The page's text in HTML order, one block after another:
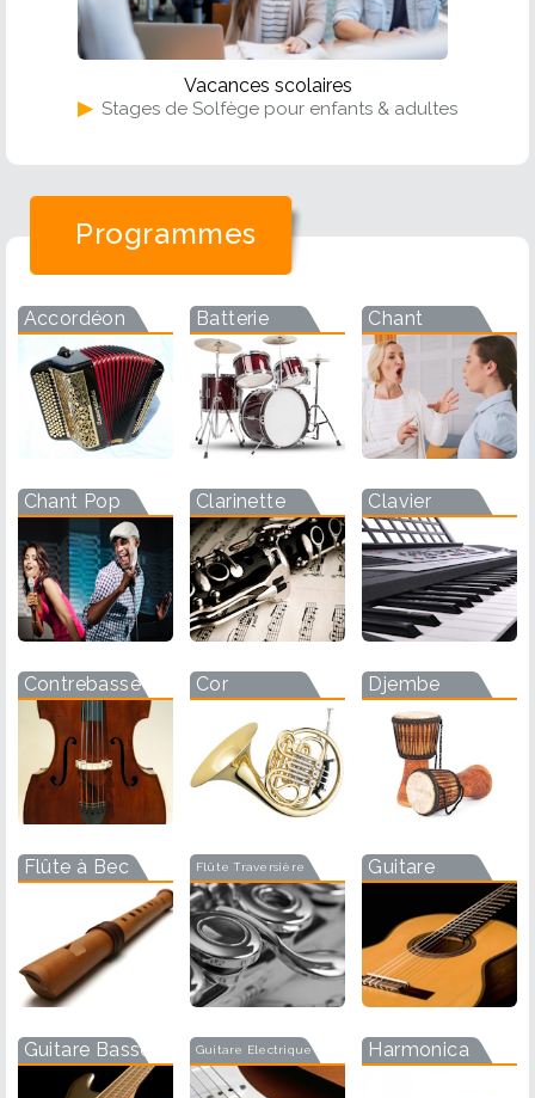
Vacances scolaires
▶ Stages de Solfège pour enfants & adultes
Programmes
Accordéon Batterie Chant
Chant Pop Clarinette Clavier
Contrebasse Cor Djembe
Flûte à Bec Flûte Traversière Guitare
Guitare Basse Guitare Electrique Harmonica